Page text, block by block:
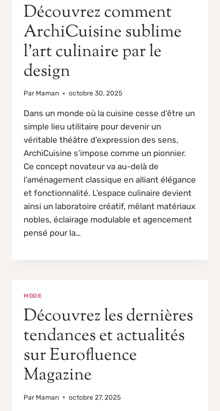
Découvrez comment
ArchiCuisine sublime
l’art culinaire par le
design
Par Maman octobre 30, 2025
Dans un monde où la cuisine cesse d’être un
simple lieu utilitaire pour devenir un
véritable théâtre d’expression des sens,
ArchiCuisine s’impose comme un pionnier.
Ce concept novateur va au-delà de
l’aménagement classique en alliant élégance
et fonctionnalité. L’espace culinaire devient
ainsi un laboratoire créatif, mêlant matériaux
nobles, éclairage modulable et agencement
pensé pour la…
MODE
Découvrez les dernières
tendances et actualités
sur Eurofluence
Magazine
Par Maman octobre 27, 2025